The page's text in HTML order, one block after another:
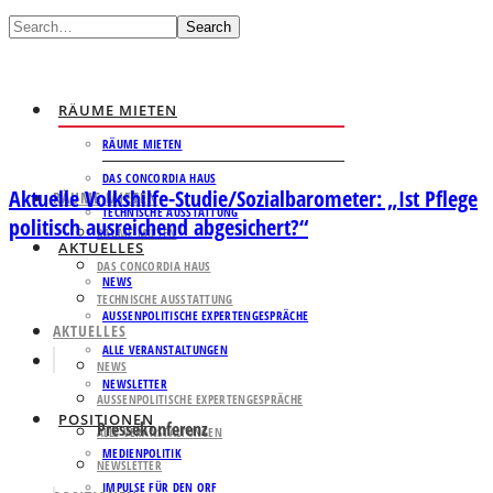
Search
RÄUME MIETEN
RÄUME MIETEN
DAS CONCORDIA HAUS
TECHNISCHE AUSSTATTUNG
AKTUELLES
NEWS
AUSSENPOLITISCHE EXPERTENGESPRÄCHE
ALLE VERANSTALTUNGEN
NEWSLETTER
POSITIONEN
MEDIENPOLITIK
IMPULSE FÜR DEN ORF
RÄUME MIETEN
RÄUME MIETEN
DAS CONCORDIA HAUS
TECHNISCHE AUSSTATTUNG
AKTUELLES
NEWS
AUSSENPOLITISCHE EXPERTENGESPRÄCHE
ALLE VERANSTALTUNGEN
NEWSLETTER
Aktuelle Volkshilfe-Studie/Sozialbarometer: „Ist Pflege
politisch ausreichend abgesichert?“
Pressekonferenz